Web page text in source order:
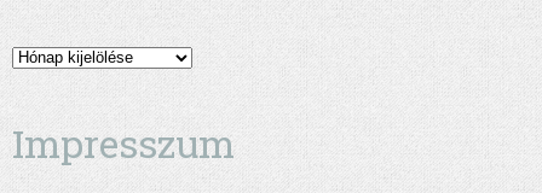
Archívum
Impresszum